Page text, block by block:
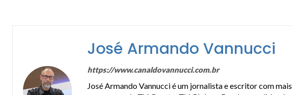
José Armando Vannucci
https://www.canaldovannucci.com.br
José Armando Vannucci é um jornalista e escritor com